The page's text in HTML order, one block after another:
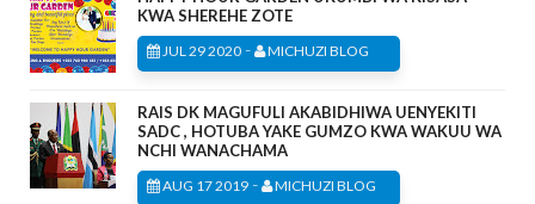
KWA SHEREHE ZOTE
JUL 29 2020 - MICHUZI BLOG
RAIS DK MAGUFULI AKABIDHIWA UENYEKITI
SADC , HOTUBA YAKE GUMZO KWA WAKUU WA
NCHI WANACHAMA
AUG 17 2019 - MICHUZI BLOG